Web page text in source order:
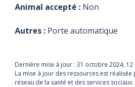
Animal accepté : Non
Autres : Porte automatique
Dernière mise à jour : 31 octobre 2024, 12
La mise à jour des ressources est
réseau de la santé et des services sociaux.